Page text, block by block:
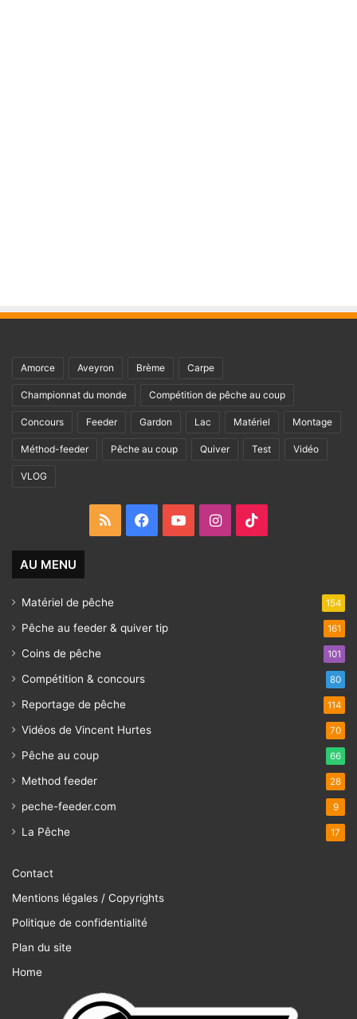
Amorce Aveyron Brème Carpe
Championnat du monde Compétition de pêche au coup
Concours Feeder Gardon Lac Matériel Montage
Méthod-feeder Pêche au coup Quiver Test Vidéo
VLOG
RSS FacebookYouTubeInstagram
AU MENU
Matériel de pêche 154
Pêche au feeder & quiver tip 161
Coins de pêche 101
Compétition & concours 80
Reportage de pêche 114
Vidéos de Vincent Hurtes 70
Pêche au coup 66
Method feeder 28
peche-feeder.com 9
La Pêche 17
Contact
Mentions légales / Copyrights
Politique de confidentialité
Plan du site
Home